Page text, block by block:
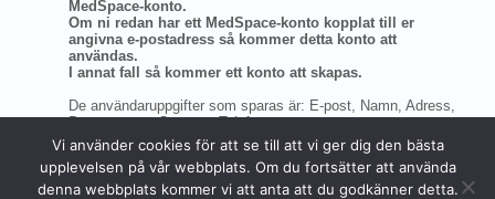
Vi använder cookies för att se till att vi ger dig den bästa
upplevelsen på vår webbplats. Om du fortsätter att använda
denna webbplats kommer vi att anta att du godkänner detta.